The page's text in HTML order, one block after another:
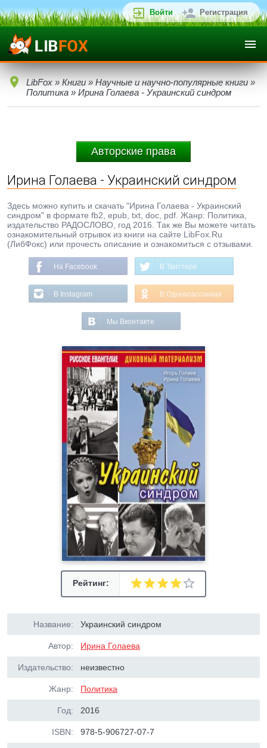
Войти Регистрация
LibFox » Книги » Научные и научно-популярные книги »
Политика » Ирина Голаева - Украинский синдром
Авторские права
Ирина Голаева - Украинский синдром
Здесь можно купить и скачать "Ирина Голаева - Украинский
синдром" в формате fb2, epub, txt, doc, pdf. Жанр: Политика,
издательство РАДОСЛОВО, год 2016. Так же Вы можете читать
ознакомительный отрывок из книги на сайте LibFox.Ru
(ЛибФокс) или прочесть описание и ознакомиться с отзывами.
На Facebook В Твиттере
В Instagram В Одноклассниках
Мы Вконтакте
Рейтинг:
Название: Украинский синдром
Автор: Ирина Голаева
Издательство: неизвестно
Жанр: Политика
Год: 2016
ISBN: 978-5-906727-07-7